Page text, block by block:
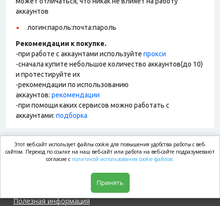
аккаунтов
логин:пароль:почта:пароль
Рекомендации к покупке.
-при работе с аккаунтами используйте прокси
-сначала купите небольшое количество аккаунтов(до 10)
и протестируйте их
-рекомендации по использованию
аккаунтов: рекомендации
-при помощи каких сервисов можно работать с
аккаунтами: подборка
market.com
Полезная информация
Этот веб-сайт использует файлы cookie для повышения удобства работы с веб-
сайтом. Переход по ссылке на наш веб-сайт или работа на веб-сайте подразумевают
согласие с политикой использования cookie файлов.
Принять